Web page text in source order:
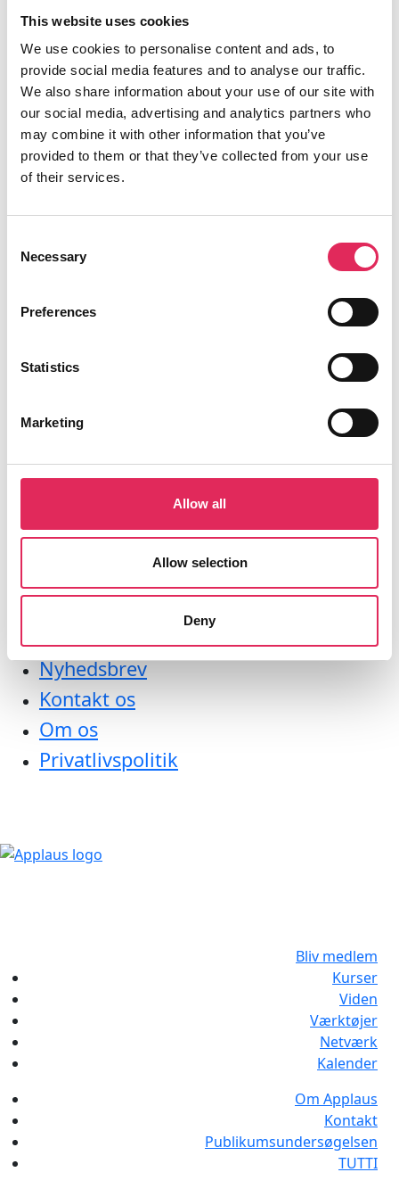
This website uses cookies
We use cookies to personalise content and ads, to
provide social media features and to analyse our traffic.
We also share information about your use of our site with
our social media, advertising and analytics partners who
may combine it with other information that you’ve
provided to them or that they’ve collected from your use
of their services.
Selection
Necessary
Preferences
Statistics
Marketing
Allow all
Allow selection
Deny
og inspiration til arbejde strategisk med
publikumsudvikling.
Applaus er finansieret af Kulturministeriet.
Farvergade 27, opgang D, 3. sal 1463
København
CVR: 42809780
Aktiviteter
Undersøgelser
Værktøjer
Litteraturoversigt
Bliv medlem af applaus
Applaus
Nyhedsbrev
Kontakt os
Om os
Privatlivspolitik
Bliv medlem
Kurser
Viden
Værktøjer
Netværk
Kalender
Om Applaus
Kontakt
Publikumsundersøgelsen
TUTTI